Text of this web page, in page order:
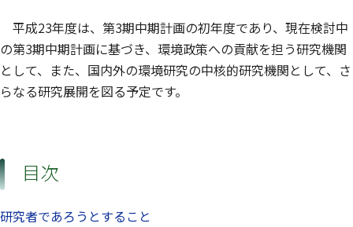
平成23年度は、第3期中期計画の初年度であり、現在検討中
の第3期中期計画に基づき、環境政策への貢献を担う研究機関
として、また、国内外の環境研究の中核的研究機関として、さ
らなる研究展開を図る予定です。
目次
研究者であろうとすること